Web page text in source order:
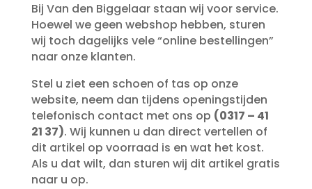
Bij Van den Biggelaar staan wij voor service.
Hoewel we geen webshop hebben, sturen
wij toch dagelijks vele “online bestellingen”
naar onze klanten.
Stel u ziet een schoen of tas op onze
website, neem dan tijdens openingstijden
telefonisch contact met ons op (0317 – 41
21 37). Wij kunnen u dan direct vertellen of
dit artikel op voorraad is en wat het kost.
Als u dat wilt, dan sturen wij dit artikel gratis
naar u op.